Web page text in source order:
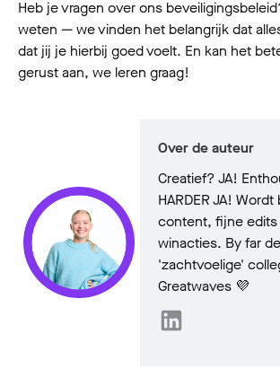
Heb je vragen over ons
weten — we vinden het belangrijk dat
dat jij je hierbij goed voelt. En kan het
gerust aan, we leren graag!
Over de auteur
Creatief? JA!
HARDER JA!
content, fijne
winacties. By far
'zachtvoelige'
Greatwaves 💜